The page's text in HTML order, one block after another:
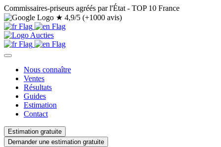
Commissaires-priseurs agréés par l'État - TOP 10 France
★ 4,9/5 (+1000 avis)
Nous connaître
Ventes
Résultats
Guides
Estimation
Contact
Estimation gratuite
Demander une estimation gratuite